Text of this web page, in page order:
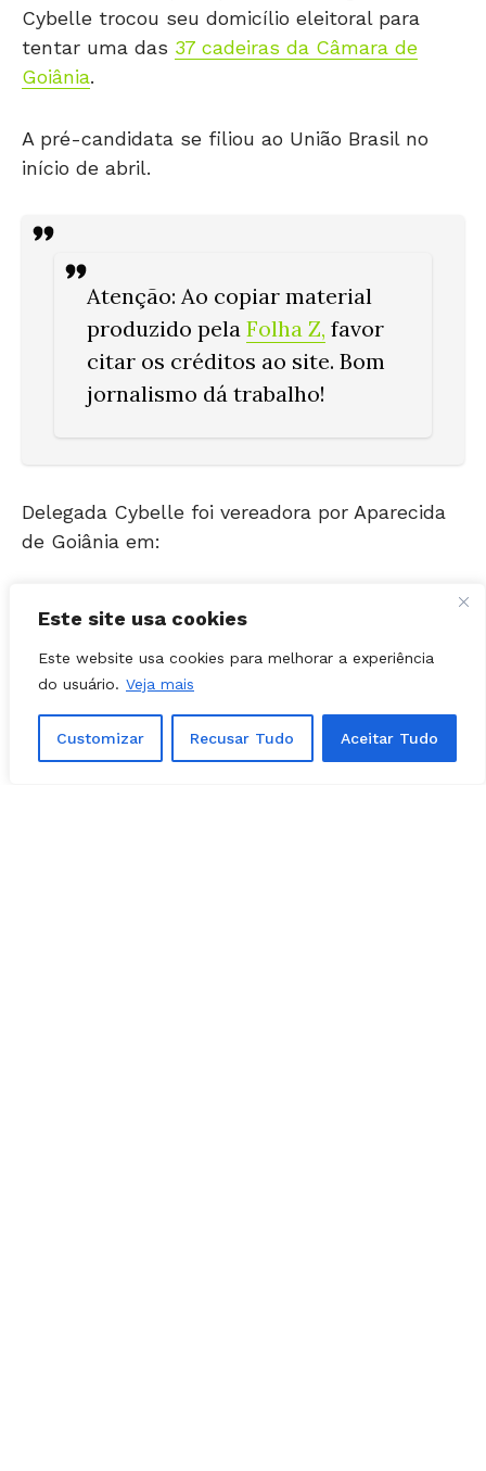
Este site usa cookies
Este website usa cookies para melhorar a experiência
do usuário. Veja mais
Customizar Recusar Tudo Aceitar Tudo
tentar uma das37 cadeiras da Câmara de
Goiânia.
início de abril.
produzido pelaFolha Z,favor
citar os créditos ao site. Bom
jornalismo dá trabalho!
de Goiânia em:
“Fui convidada pelo grupo do